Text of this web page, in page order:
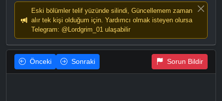
Eski bölümler telif yüzünde silindi, Güncellemem zaman
alır tek kişi olduğum için. Yardımcı olmak isteyen olursa
Telegram: @Lordgrim_01 ulaşabilir
Önceki Sonraki Sorun Bildir